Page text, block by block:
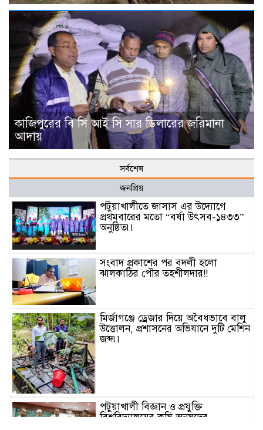
কাজিপুরের বি সি আই সি সার ডিলারের জরিমানা
আদায়
সর্বশেষ
জনপ্রিয়
পটুয়াখালীতে জাসাস এর উদ্যোগে
প্রথমবারের মতো “বর্ষা উৎসব-১৪৩৩”
অনুষ্ঠিত৷৷
সংবাদ প্রকাশের পর বদলী হলো
ঝালকাঠির পৌর তহশীলদার!!
মির্জাগঞ্জে ড্রেজার দিয়ে অবৈধভাবে বালু
উত্তোলন, প্রশাসনের অভিযানে দুটি মেশিন
জব্দ৷৷
পটুয়াখালী বিজ্ঞান ও প্রযুক্তি
বিশ্ববিদ্যালয়ের কৃষি অনুষদের